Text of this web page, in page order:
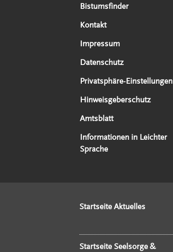
Serviceangebote
Bistumsfinder
Kontakt
Impressum
Datenschutz
Privatsphäre-Einstellungen
Hinweisgeberschutz
Amtsblatt
Informationen in Leichter
Sprache
Social Media Angebote
Externe Links
Startseite Aktuelles
Startseite Seelsorge &